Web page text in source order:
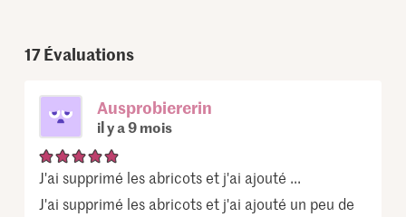
17Évaluations
Ausprobiererin
il y a 9 mois
J'ai supprimé les abricots et j'ai ajouté ...
J'ai supprimé les abricots et j'ai ajouté un peu de